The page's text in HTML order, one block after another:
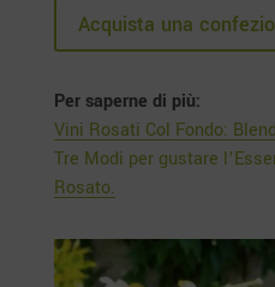
Acquista una
Per saperne di più:
Vini Rosati Col Fondo:
Tre Modi per gustare
Rosato.